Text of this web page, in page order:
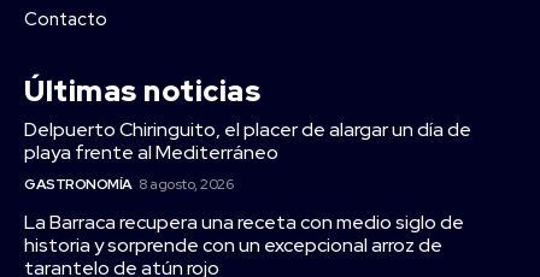
Contacto
Últimas noticias
Delpuerto Chiringuito, el placer de alargar un día de
playa frente al Mediterráneo
GASTRONOMÍA 8 agosto, 2026
La Barraca recupera una receta con medio siglo de
historia y sorprende con un excepcional arroz de
tarantelo de atún rojo